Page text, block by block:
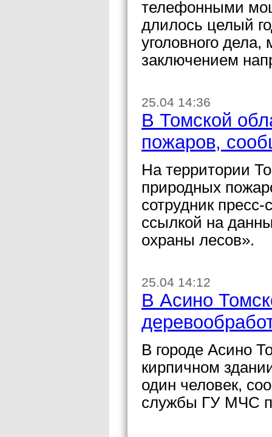
телефонными
длилось целый
уголовного
заключением
25.04 14:36
В Томской
пожаров,
На территории
природных
сотрудник
ссылкой на
охраны лесов».
25.04 14:12
В Асино
В городе Асино
кирпичном
один человек,
службы ГУ МЧС